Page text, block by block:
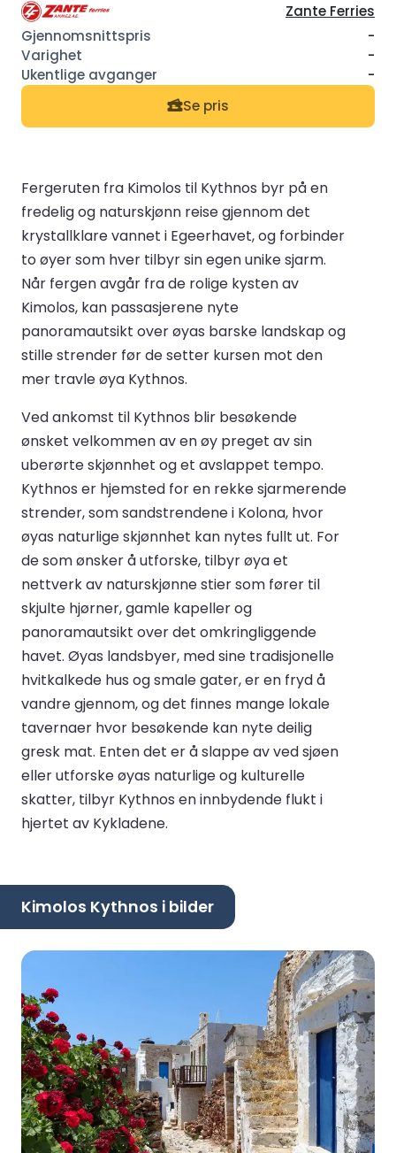
Zante Ferries
-
-
-
Se pris
Fergeruten fra Kimolos til Kythnos byr på en
fredelig og naturskjønn reise gjennom det
krystallklare vannet i Egeerhavet, og forbinder
to øyer som hver tilbyr sin egen unike sjarm.
Når fergen avgår fra de rolige kysten av
Kimolos, kan passasjerene nyte
panoramautsikt over øyas barske landskap og
stille strender før de setter kursen mot den
mer travle øya Kythnos.
Ved ankomst til Kythnos blir besøkende
ønsket velkommen av en øy preget av sin
uberørte skjønnhet og et avslappet tempo.
Kythnos er hjemsted for en rekke sjarmerende
strender, som sandstrendene i Kolona, hvor
øyas naturlige skjønnhet kan nytes fullt ut. For
de som ønsker å utforske, tilbyr øya et
nettverk av naturskjønne stier som fører til
skjulte hjørner, gamle kapeller og
panoramautsikt over det omkringliggende
havet. Øyas landsbyer, med sine tradisjonelle
hvitkalkede hus og smale gater, er en fryd å
vandre gjennom, og det finnes mange lokale
tavernaer hvor besøkende kan nyte deilig
gresk mat. Enten det er å slappe av ved sjøen
eller utforske øyas naturlige og kulturelle
skatter, tilbyr Kythnos en innbydende flukt i
hjertet av Kykladene.
Kimolos Kythnos i bilder